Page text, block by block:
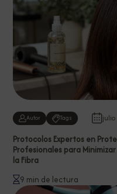
Autor Tags julio
Protocolos Expertos en
Profesionales para
la Fibra
9 min de lectura